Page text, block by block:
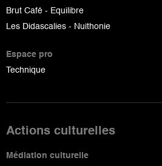
Brut Café - Equilibre
Les Didascalies - Nuithonie
Espace pro
Technique
Actions culturelles
Médiation culturelle